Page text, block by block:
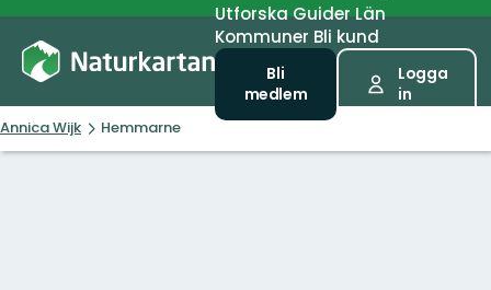
UtforskaGuiderLän
Kommuner Bli kund
Bli
medlem
Logga
in
Annica Wijk Hemmarne